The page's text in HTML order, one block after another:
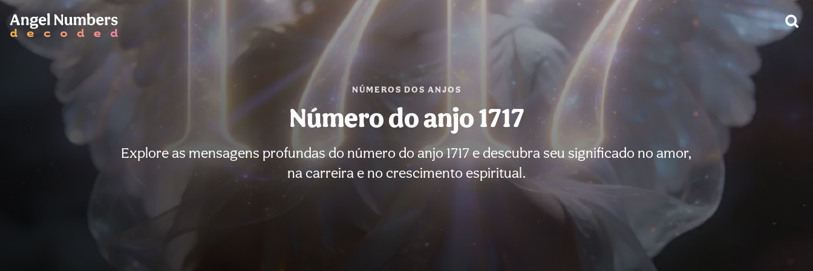
NÚMEROS DOS ANJOS
Número do anjo 1717
Explore as mensagens profundas do número do anjo 1717 e descubra seu significado no amor,
na carreira e no crescimento espiritual.